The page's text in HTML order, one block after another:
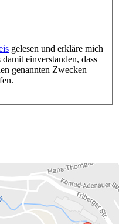
gelesen und erkläre mich
einverstanden, dass
genannten Zwecken